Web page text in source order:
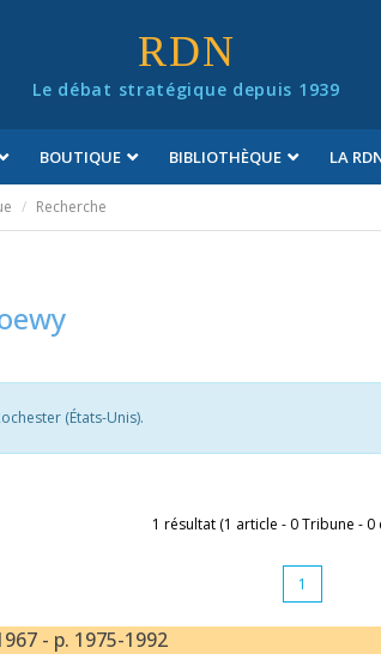
RDN
Le débat stratégique depuis 1939
BOUTIQUE BIBLIOTHÈQUE LA
Recherche
(États-Unis).
1 résultat (1 article - 0 Tribune - 0
1
- p. 1975-1992